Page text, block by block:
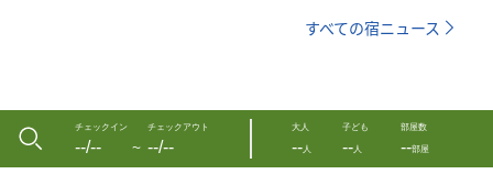
すべての宿ニュース
チェックイン
--/-- 〜
チェックアウト
--/--
大人
--人
子ども
--人
部屋数
--部屋